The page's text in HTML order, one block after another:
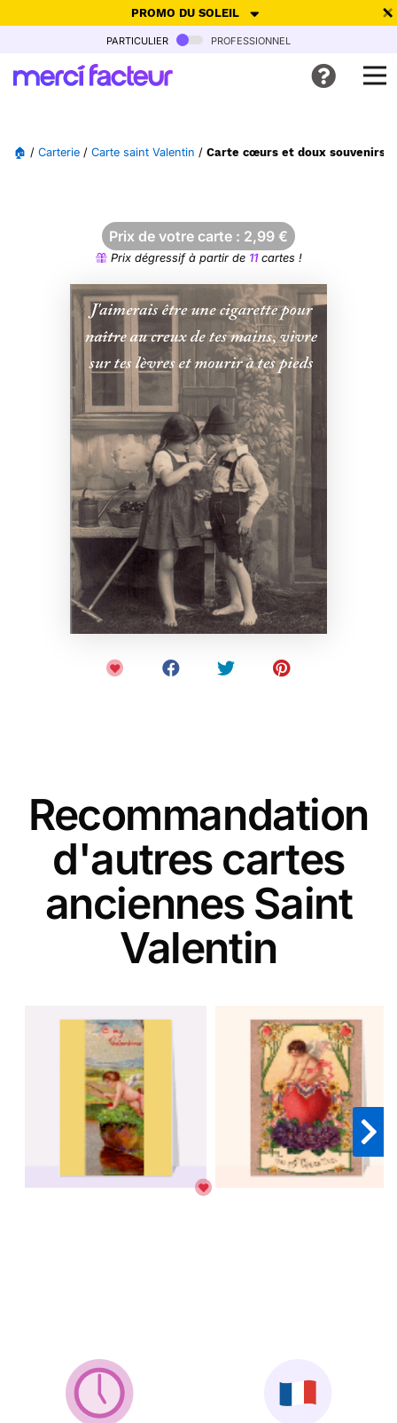
PROMO DU SOLEIL
-30% de réduction avec le code SUMMER26pour envoyer des
Ne plus afficher
particulier professionnel
🏠 / Carterie / Carte saint Valentin / Carte cœurs et doux souvenirs
Prix de votre carte : 2,99 €
Prix dégressif à partir de 11cartes !
Recommandation
d'autres cartes
anciennes Saint
Valentin